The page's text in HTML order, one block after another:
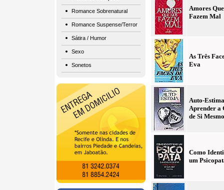
Romance Sobrenatural
Romance Suspense/Terror
Sátira / Humor
Sexo
Sonetos
Amores
Fazem Mal
As Três
Eva
Auto-
Aprender a
de Si Mesmo
Como
um